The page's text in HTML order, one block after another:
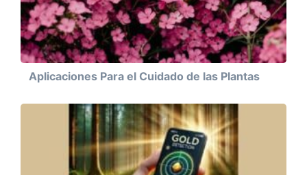
Aplicaciones Para el Cuidado de las Plantas